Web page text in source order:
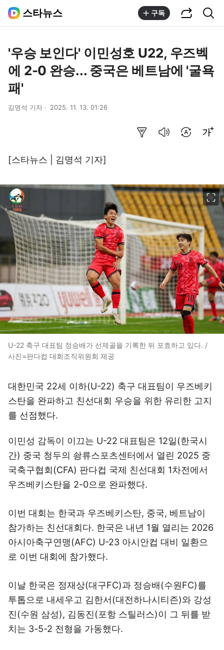
스타뉴스 구독
'우승 보인다' 이민성호 U22, 우즈벡
에 2-0 완승... 중국은 베트남에 '굴욕
패'
김명석 기자 2025. 11. 13. 01:26
[스타뉴스 | 김명석 기자]
U-22 축구 대표팀 정승배가 선제골을 기록한 뒤 포효하고 있다. /
사진=판다컵 대회조직위원회 제공
대한민국 22세 이하(U-22) 축구 대표팀이 우즈베키
스탄을 완파하고 친선대회 우승을 위한 유리한 고지
를 선점했다.
이민성 감독이 이끄는 U-22 대표팀은 12일(한국시
간) 중국 청두의 솽류스포츠센터에서 열린 2025 중
국축구협회(CFA) 판다컵 국제 친선대회 1차전에서
우즈베키스탄을 2-0으로 완파했다.
이번 대회는 한국과 우즈베키스탄, 중국, 베트남이
참가하는 친선대회다. 한국은 내년 1월 열리는 2026
아시아축구연맹(AFC) U-23 아시안컵 대비 일환으
로 이번 대회에 참가했다.
이날 한국은 정재상(대구FC)과 정승배(수원FC)를
투톱으로 내세우고 김한서(대전하나시티즌)와 강성
진(수원 삼성), 김동진(포항 스틸러스)이 그 뒤를 받
치는 3-5-2 전형을 가동했다.